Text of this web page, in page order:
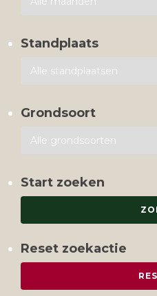
Standplaats
Grondsoort
Start zoeken
Reset zoekactie